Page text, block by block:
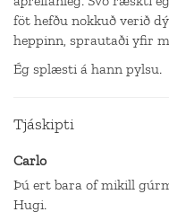
föt hefðu nokkuð verið
heppinn, sprautaði yfir
Ég splæsti á hann pylsu.
Tjáskipti
Carlo
Þú ert bara of mikill
Hugi.